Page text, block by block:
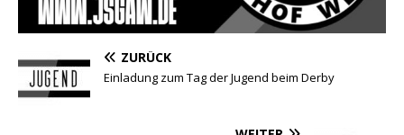
ZURÜCK
Einladung zum Tag der Jugend beim Derby